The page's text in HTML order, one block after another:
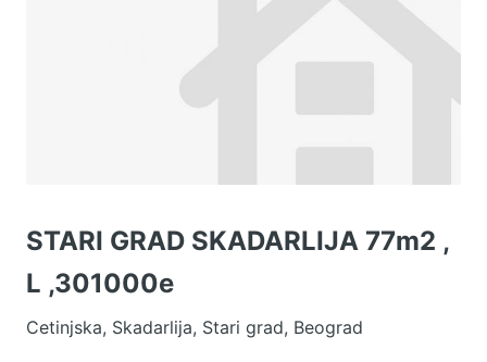
STARI GRAD SKADARLIJA 77m2 ,
L ,301000e
Cetinjska, Skadarlija, Stari grad, Beograd